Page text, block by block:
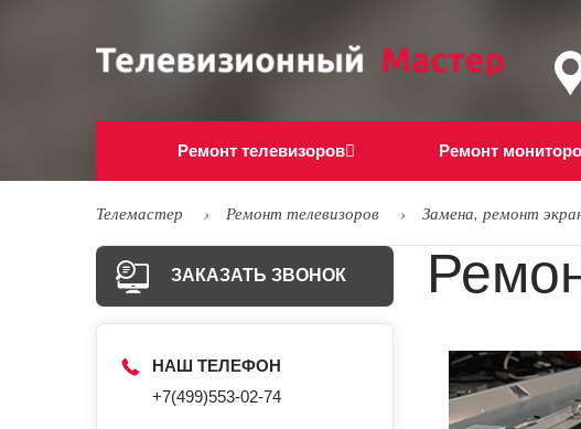
Ремонт телевизоров Ремонт
Телемастер Ремонт телевизоров Замена, ремонт
ЗАКАЗАТЬ ЗВОНОК
НАШ ТЕЛЕФОН
+7(499)553-02-74